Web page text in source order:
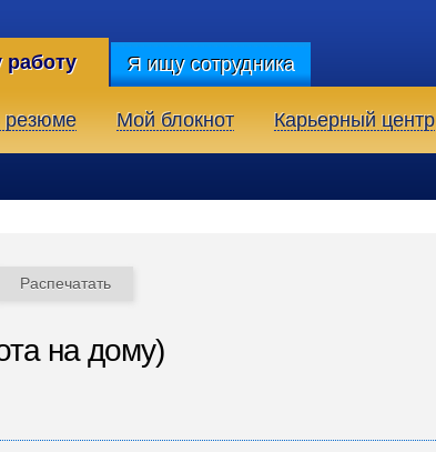
Я ищу сотрудника
резюме Мой блокнот Карьерный центр
Распечатать
на дому)